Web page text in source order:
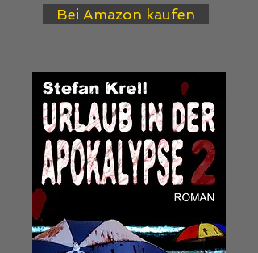
Bei Amazon kaufen